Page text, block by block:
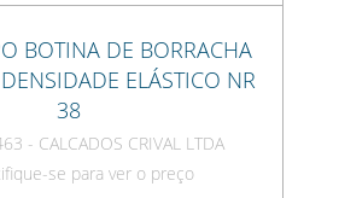
BOTINA DE BORRACHA
ELÁSTICO NR
38
- CALCADOS CRIVAL LTDA
se para ver o preço